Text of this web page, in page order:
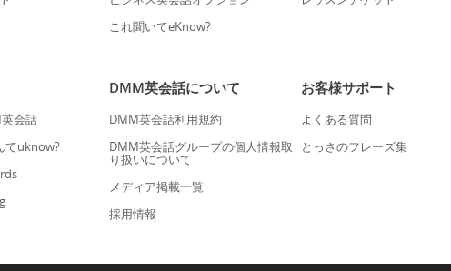
これ聞いてeKnow?
会話
てuknow?
DMM英会話について
DMM英会話利用規約
DMM英会話グループの個人情報取
り扱いについて
メディア掲載一覧
採用情報
お客様サポート
よくある質問
とっさのフレーズ集